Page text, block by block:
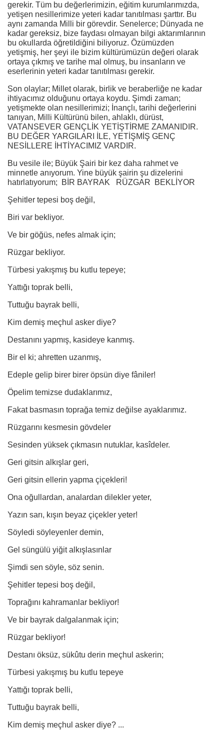
gerekir. Tüm bu değerlerimizin, eğitim kurumlarımızda,
yetişen nesillerimize yeteri kadar tanıtılması şarttır. Bu
aynı zamanda Milli bir görevdir. Senelerce; Dünyada ne
kadar gereksiz, bize faydası olmayan bilgi aktarımlarının
bu okullarda öğretildiğini biliyoruz. Özümüzden
yetişmiş, her şeyi ile bizim kültürümüzün değeri olarak
ortaya çıkmış ve tarihe mal olmuş, bu insanların ve
eserlerinin yeteri kadar tanıtılması gerekir.
Son olaylar; Millet olarak, birlik ve beraberliğe ne kadar
ihtiyacımız olduğunu ortaya koydu. Şimdi zaman;
yetişmekte olan nesillerimizi; İnançlı, tarihi değerlerini
tanıyan, Milli Kültürünü bilen, ahlaklı, dürüst,
VATANSEVER GENÇLİK YETİŞTİRME ZAMANIDIR.
BU DEĞER YARGILARI İLE, YETİŞMİŞ GENÇ
NESİLLERE İHTİYACIMIZ VARDIR.
Bu vesile ile; Büyük Şairi bir kez daha rahmet ve
minnetle anıyorum. Yine büyük şairin şu dizelerini
hatırlatıyorum; BİR BAYRAK RÜZGAR BEKLİYOR
Şehitler tepesi boş değil,
Biri var bekliyor.
Ve bir göğüs, nefes almak için;
Rüzgar bekliyor.
Türbesi yakışmış bu kutlu tepeye;
Yattığı toprak belli,
Tuttuğu bayrak belli,
Kim demiş meçhul asker diye?
Destanını yapmış, kasideye kanmış.
Bir el ki; ahretten uzanmış,
Edeple gelip birer birer öpsün diye fâniler!
Öpelim temizse dudaklarımız,
Fakat basmasın toprağa temiz değilse ayaklarımız.
Rüzgarını kesmesin gövdeler
Sesinden yüksek çıkmasın nutuklar, kasîdeler.
Geri gitsin alkışlar geri,
Geri gitsin ellerin yapma çiçekleri!
Ona oğullardan, analardan dilekler yeter,
Yazın sarı, kışın beyaz çiçekler yeter!
Söyledi söyleyenler demin,
Gel süngülü yiğit alkışlasınlar
Şimdi sen söyle, söz senin.
Şehitler tepesi boş değil,
Toprağını kahramanlar bekliyor!
Ve bir bayrak dalgalanmak için;
Rüzgar bekliyor!
Destanı öksüz, sükûtu derin meçhul askerin;
Türbesi yakışmış bu kutlu tepeye
Yattığı toprak belli,
Tuttuğu bayrak belli,
Kim demiş meçhul asker diye? ...